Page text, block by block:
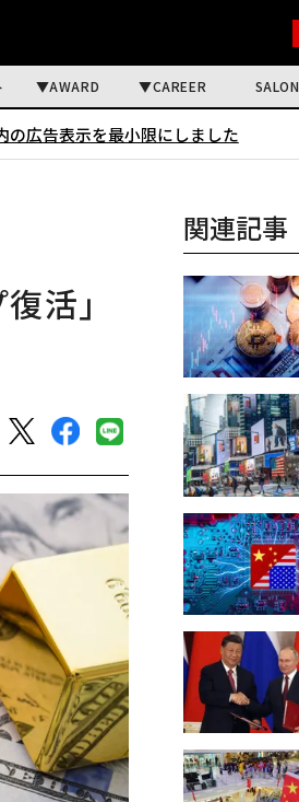
AWARD CAREER SALON
の広告表示を最小限にしました
活」
関連記事